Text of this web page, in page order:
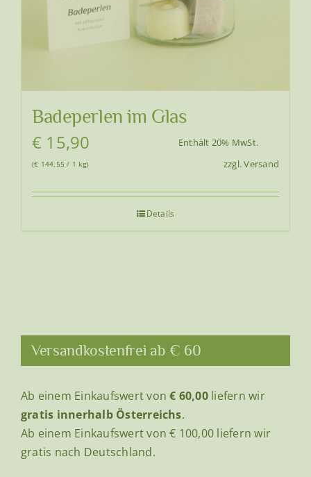
Badeperlen im Glas
€ 15,90 Enthält 20% MwSt.
(€ 144,55 / 1 kg) zzgl.Versand
Details
Versandkostenfrei ab € 60
Ab einem Einkaufswert von€ 60,00liefern wir
gratis innerhalb Österreichs.
Ab einem Einkaufswert von € 100,00 liefern wir
gratis nach Deutschland.